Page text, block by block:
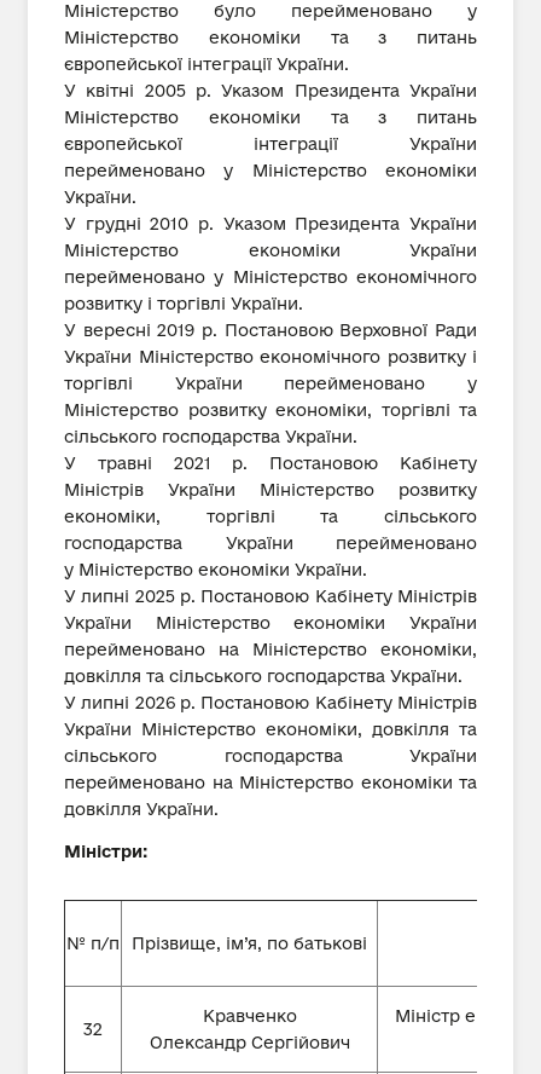
Міністерство було перейменовано у
Міністерство економіки та з питань
європейської інтеграції України.
У квітні 2005 р. Указом Президента України
Міністерство економіки та з питань
європейської інтеграції України
перейменовано у Міністерство економіки
України.
У грудні 2010 р. Указом Президента України
Міністерство економіки України
перейменовано у Міністерство економічного
розвитку і торгівлі України.
У вересні 2019 р. Постановою Верховної Ради
України Міністерство економічного розвитку і
торгівлі України перейменовано у
Міністерство розвитку економіки, торгівлі та
сільського господарства України.
У травні 2021 р. Постановою Кабінету
Міністрів України Міністерство розвитку
економіки, торгівлі та сільського
господарства України перейменовано
у Міністерство економіки України.
У липні 2025 р. Постановою Кабінету Міністрів
України Міністерство економіки України
перейменовано на Міністерство економіки,
довкілля та сільського господарства України.
У липні 2026 р. Постановою Кабінету Міністрів
України Міністерство економіки, довкілля та
сільського господарства України
перейменовано на Міністерство економіки та
довкілля України.
Міністри:
№ п/п Прізвище, ім’я, по батькові
32
Кравченко
Олександр Сергійович
Міністр